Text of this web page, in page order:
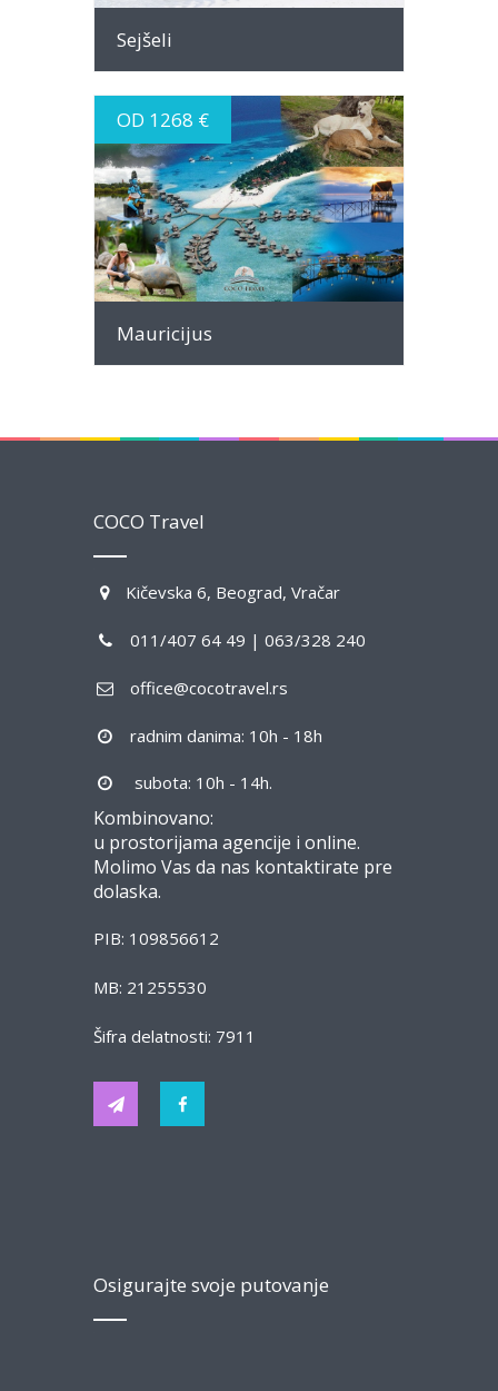
Sejšeli
OD 1268 €
INFO
Mauricijus
COCO Travel
Kičevska 6, Beograd, Vračar
011/407 64 49 | 063/328 240
office@cocotravel.rs
radnim danima: 10h - 18h
subota: 10h - 14h.
Kombinovano:
u prostorijama agencije i online.
Molimo Vas da nas kontaktirate pre
dolaska.
PIB: 109856612
MB: 21255530
Šifra delatnosti: 7911
Osigurajte svoje putovanje